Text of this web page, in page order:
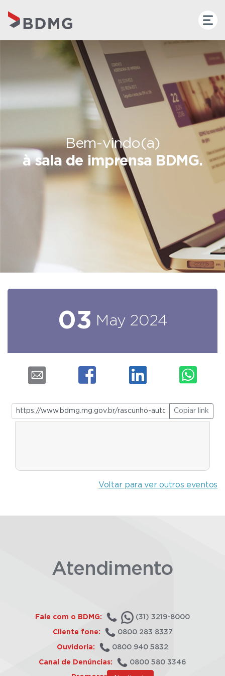
Bem-vindo(a)
à sala de imprensa BDMG.
03 May 2024
Copiar link
Voltar para ver outros eventos
Atendimento
Fale com o BDMG: (31) 3219-8000
Cliente fone: 0800 283 8337
Ouvidoria: 0800 940 5832
Canal de Denúncias: 0800 580 3346